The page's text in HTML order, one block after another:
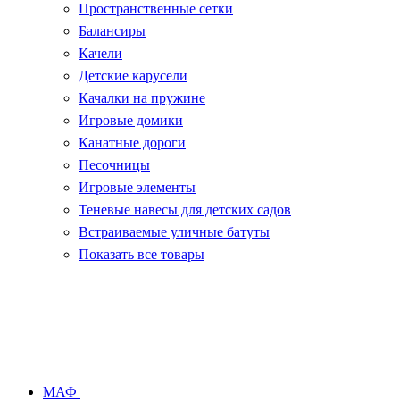
Пространственные сетки
Балансиры
Качели
Детские карусели
Качалки на пружине
Игровые домики
Канатные дороги
Песочницы
Игровые элементы
Теневые навесы для детских садов
Встраиваемые уличные батуты
Показать все товары
МАФ